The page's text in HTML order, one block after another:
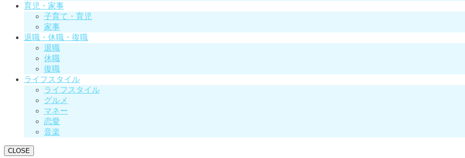
育児・家事
子育て・育児
家事
退職・休職・復職
退職
休職
復職
ライフスタイル
ライフスタイル
グルメ
マネー
恋愛
音楽
CLOSE